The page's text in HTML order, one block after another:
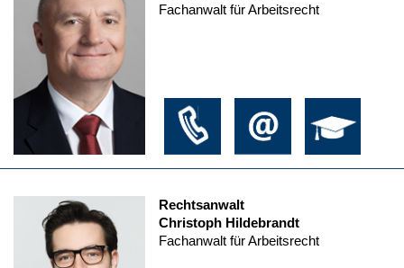
Fachanwalt für Arbeitsrecht
Rechtsanwalt
Christoph Hildebrandt
Fachanwalt für Arbeitsrecht